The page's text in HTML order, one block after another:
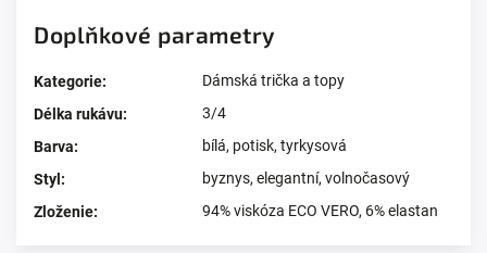
Doplňkové parametry
Kategorie:
Dámská trička a topy
Délka rukávu:
3/4
Barva: bílá, potisk, tyrkysová
Styl : byznys, elegantní, volnočasový
Zloženie: 94% viskóza ECO VERO, 6% elastan